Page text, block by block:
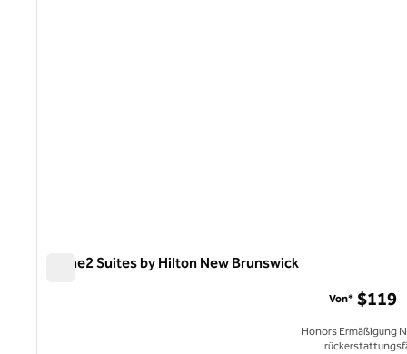
Home2 Suites by Hilton New Brunswick
Von* $119
Honors Ermäßigung